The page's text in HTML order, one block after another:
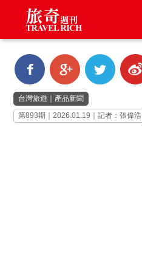
台灣旅遊
產品新聞
第893期｜2026.01.19｜記者：張偉浩